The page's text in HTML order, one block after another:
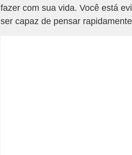
fazer com sua vida. Você está
ser capaz de pensar